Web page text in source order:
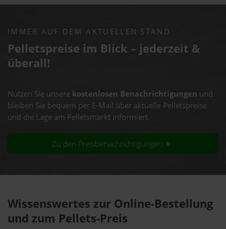
IMMER AUF DEM AKTUELLEN STAND
Pelletspreise im Blick – jederzeit &
überall!
Nutzen Sie unsere kostenlosen Benachrichtigungen und
bleiben Sie bequem per E-Mail über aktuelle Pelletspreise
und die Lage am Pelletsmarkt informiert.
Zu den Preisbenachrichtigungen
Wissenswertes zur Online-Bestellung
und zum Pellets-Preis